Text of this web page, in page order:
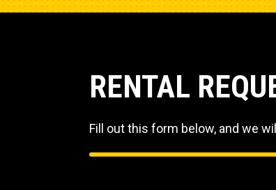
RENTAL
Fill out this form below, and we